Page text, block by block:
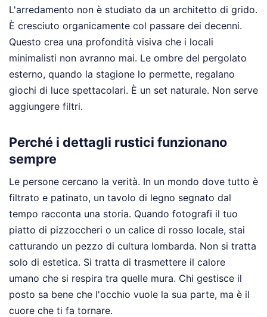
L'arredamento non è studiato da un architetto di grido.
È cresciuto organicamente col passare dei decenni.
Questo crea una profondità visiva che i locali
minimalisti non avranno mai. Le ombre del pergolato
esterno, quando la stagione lo permette, regalano
giochi di luce spettacolari. È un set naturale. Non serve
aggiungere filtri.
Perché i dettagli rustici funzionano
sempre
Le persone cercano la verità. In un mondo dove tutto è
filtrato e patinato, un tavolo di legno segnato dal
tempo racconta una storia. Quando fotografi il tuo
piatto di pizzoccheri o un calice di rosso locale, stai
catturando un pezzo di cultura lombarda. Non si tratta
solo di estetica. Si tratta di trasmettere il calore
umano che si respira tra quelle mura. Chi gestisce il
posto sa bene che l'occhio vuole la sua parte, ma è il
cuore che ti fa tornare.